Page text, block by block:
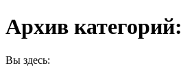
Архив категорий:
Вы здесь: